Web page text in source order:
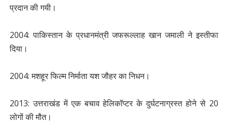
प्रदान की गयी।
2004: पाकिस्तान के प्रधानमंत्री जफरूल्लाह खान जमाली ने इस्तीफा
दिया।
2004: मशहूर फिल्‍म निर्माता यश जौहर क‍ा निधन।
2013: उत्तराखंड में एक बचाव हेलिकॉप्टर के दुर्घटनाग्रस्त होने से 20
लोगों की मौत।